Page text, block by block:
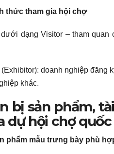
thức tham gia hội chợ
dạng Visitor – tham quan
doanh nghiệp đăng
khác.
bị sản phẩm,
dự hội chợ
phẩm mẫu trưng bày phù